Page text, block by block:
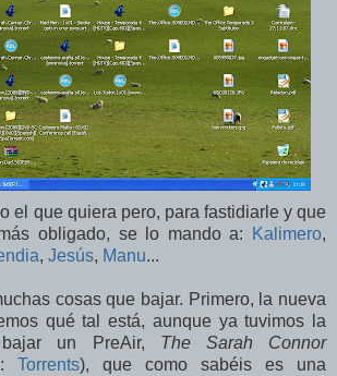
el que quiera pero, para fastidiarle y que
obligado, se lo mando a:
Kalimero,
, Jesús, Manu...
cosas que bajar. Primero, la nueva
qué tal está, aunque ya tuvimos la
un PreAir, The Sarah Connor
Torrents), que como sabéis es una